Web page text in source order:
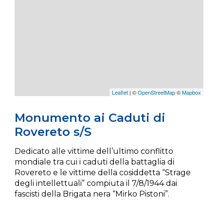
Leaflet | ©OpenStreetMap©Mapbox
Monumento ai Caduti di
Rovereto s/S
Dedicato alle vittime dell’ultimo conflitto
mondiale tra cui i caduti della battaglia di
Rovereto e le vittime della cosiddetta “Strage
degli intellettuali” compiuta il 7/8/1944 dai
fascisti della Brigata nera “Mirko Pistoni”.